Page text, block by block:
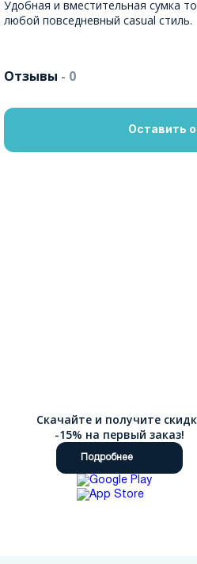
Удобная и вместительная сумка
любой повседневный casual стиль.
Отзывы - 0
Оставить
Скачайте и получите
-15% на первый заказ!
Подробнее